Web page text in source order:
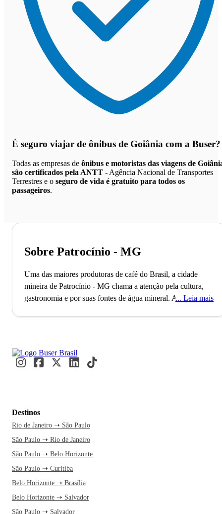
É seguro viajar de ônibus de Goiânia com a Buser?
Todas as empresas de ônibus e motoristas das viagens de
são certificados pela ANTT - Agência Nacional de Transportes
Terrestres e o seguro de vida é gratuito para todos os
passageiros.
Sobre Patrocínio - MG
Uma das maiores produtoras de café do Brasil, a cidade
mineira de Patrocínio - MG chama a atenção pela cultura,
gastronomia e por suas fontes de água mineral. A cidade de
pelo setor de pecuária e agricultura, foi fundado no ano de
1842 e é um dos principais produtores de café no Brasil. A
mineiros e é a maior exportadora do genuíno Café do
Cerrado.Patrocínio é também um importante polo
educacional de MInas Gerais e conta com várias instituições
de ensino superior relevantes, como o Centro Universitário
do Cerrado (UNICERP) e o Instituto Federal de Educação
Cercada por belas paisagens e com uma natureza
Leia mais
Destinos
Rio de Janeiro ➝ São Paulo
São Paulo ➝ Rio de Janeiro
São Paulo ➝ Belo Horizonte
São Paulo ➝ Curitiba
Belo Horizonte ➝ Brasília
Belo Horizonte ➝ Salvador
São Paulo ➝ Salvador